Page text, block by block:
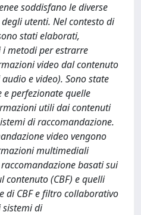
soddisfano le diverse
utenti. Nel contesto di
stati elaborati,
metodi per estrarre
video dal contenuto
e video). Sono state
e perfezionate quelle
utili dai contenuti
di raccomandazione.
video vengono
multimediali
basati sui
(CBF) e quelli
di CBF e filtro collaborativo
sistemi di